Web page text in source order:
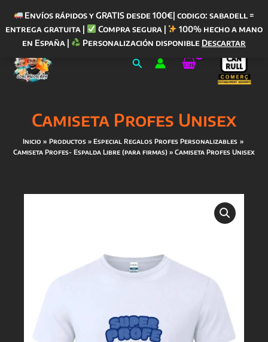
Envíos rápidos y GRATIS desde 100€| codigo: sabadell =
entrega gratuita |
Compra segura |
100% hecho a mano
en España |
Personalización disponible Descartar
contenido
Buscar
Camiseta Profes Unisex
Inicio Productos
Especial Regalos Profes Personalizables
Camiseta Profes- Espalda Libre (para firmas)
Camiseta Profes Unisex